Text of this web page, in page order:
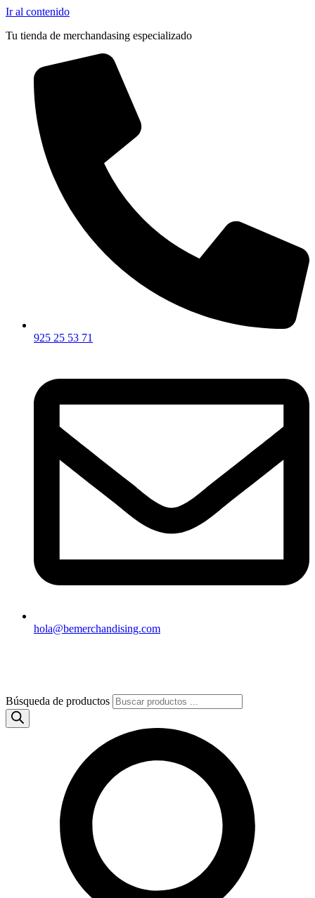
Ir al contenido
Tu tienda de merchandasing especializado
925 25 53 71
hola@bemerchandising.com
Búsqueda de productos